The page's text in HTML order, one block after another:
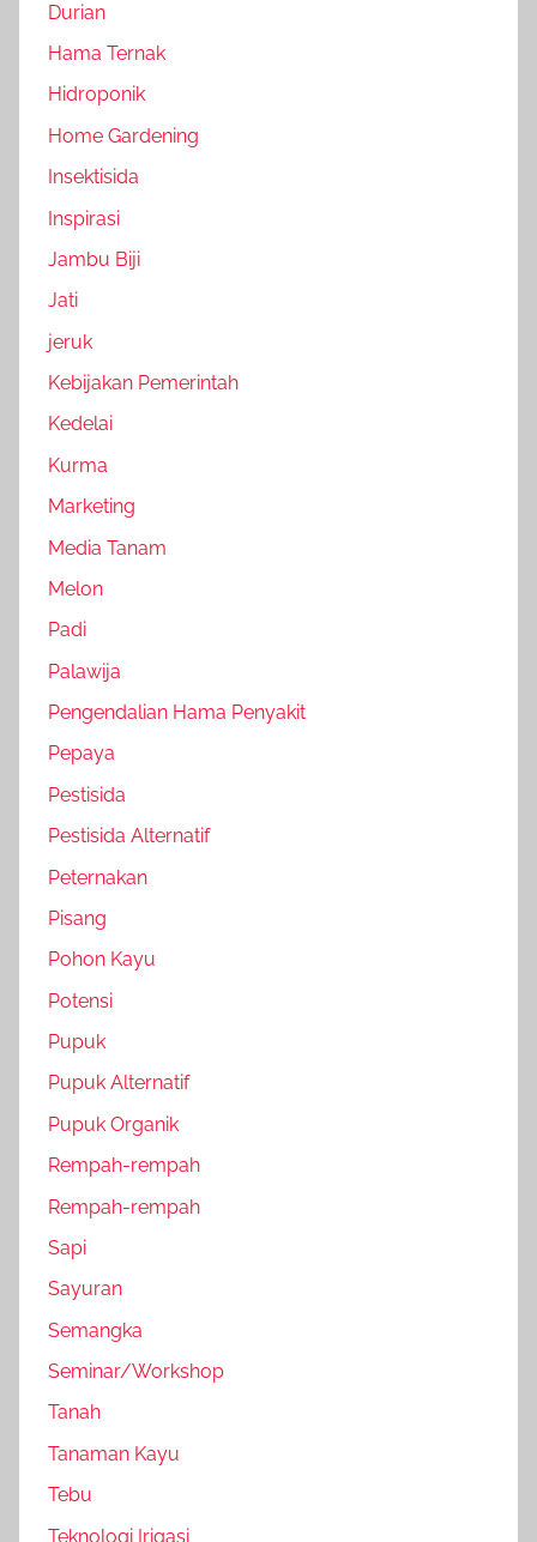
Durian
Hama Ternak
Hidroponik
Home Gardening
Insektisida
Inspirasi
Jambu Biji
Jati
jeruk
Kebijakan Pemerintah
Kedelai
Kurma
Marketing
Media Tanam
Melon
Padi
Palawija
Pengendalian Hama Penyakit
Pepaya
Pestisida
Pestisida Alternatif
Peternakan
Pisang
Pohon Kayu
Potensi
Pupuk
Pupuk Alternatif
Pupuk Organik
Rempah-rempah
Rempah-rempah
Sapi
Sayuran
Semangka
Seminar/Workshop
Tanah
Tanaman Kayu
Tebu
Teknologi Irigasi